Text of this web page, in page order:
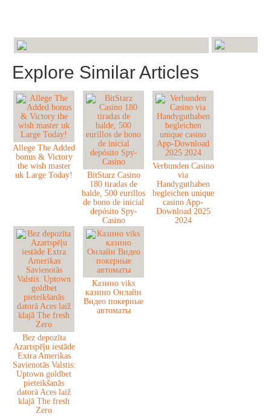
Explore Similar Articles
Allege The Added
bonus & Victory
the wish master
uk Large Today!
BitStarz Casino
180 tiradas de
balde, 500 eurillos
de bono de inicial
depósito Spy-
Casino
Verbunden Casino
via
Handyguthaben
begleichen unique
casino App-
Download 2025
2024
Bez depozīta
Azartspēļu iestāde
Extra Amerikas
Savienotās Valstis:
Uptown goldbet
pieteikšanās
datorā Aces laiž
klajā The fresh
Zero
Казино viks
казино Онлайн
Видео покерные
автоматы